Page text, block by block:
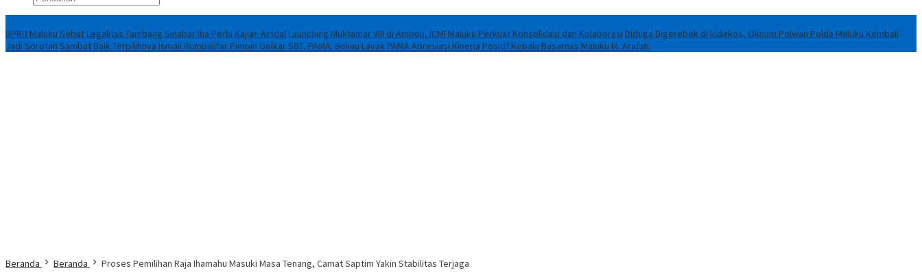
DPRD Maluku Sebut Legalitas Tambang Sinabar Iha Perlu Kajian AmdalLaunching Muktamar VIII di Ambon, ICMI Maluku Perkuat Konsolidasi dan Kolaborasi Diduga Digerebek di Indekos, Oknum Polwan Polda Maluku Kembali
Jadi Sorotan Sambut Baik Terpilihnya Ismail Rumbalifar Pimpin Golkar SBT, PAMA: Beliau LayakPAMA Apresiasi Kinerja Positif Kepala Basarnas Maluku M. Arafah
Beranda Beranda Proses Pemilihan Raja Ihamahu Masuki Masa Tenang, Camat Saptim Yakin Stabilitas Terjaga